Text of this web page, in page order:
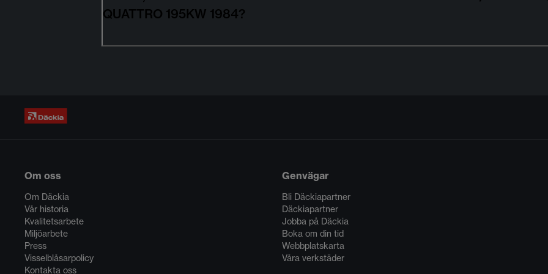
QUATTRO 195KW 1984?
Om oss
Om Däckia
Vår historia
Kvalitetsarbete
Miljöarbete
Press
Visselblåsarpolicy
Kontakta oss
Genvägar
Bli Däckiapartner
Däckiapartner
Jobba på Däckia
Boka om din tid
Webbplatskarta
Våra verkstäder